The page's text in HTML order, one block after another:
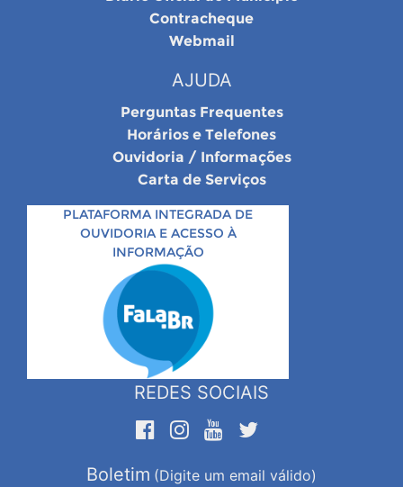
Contracheque
Webmail
AJUDA
Perguntas Frequentes
Horários e Telefones
Ouvidoria / Informações
Carta de Serviços
PLATAFORMA INTEGRADA DE
OUVIDORIA E ACESSO À
INFORMAÇÃO
REDES SOCIAIS
Boletim (Digite um email válido)